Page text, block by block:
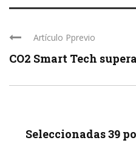
Artículo Pprevio
CO2 Smart Tech
Seleccionadas 39